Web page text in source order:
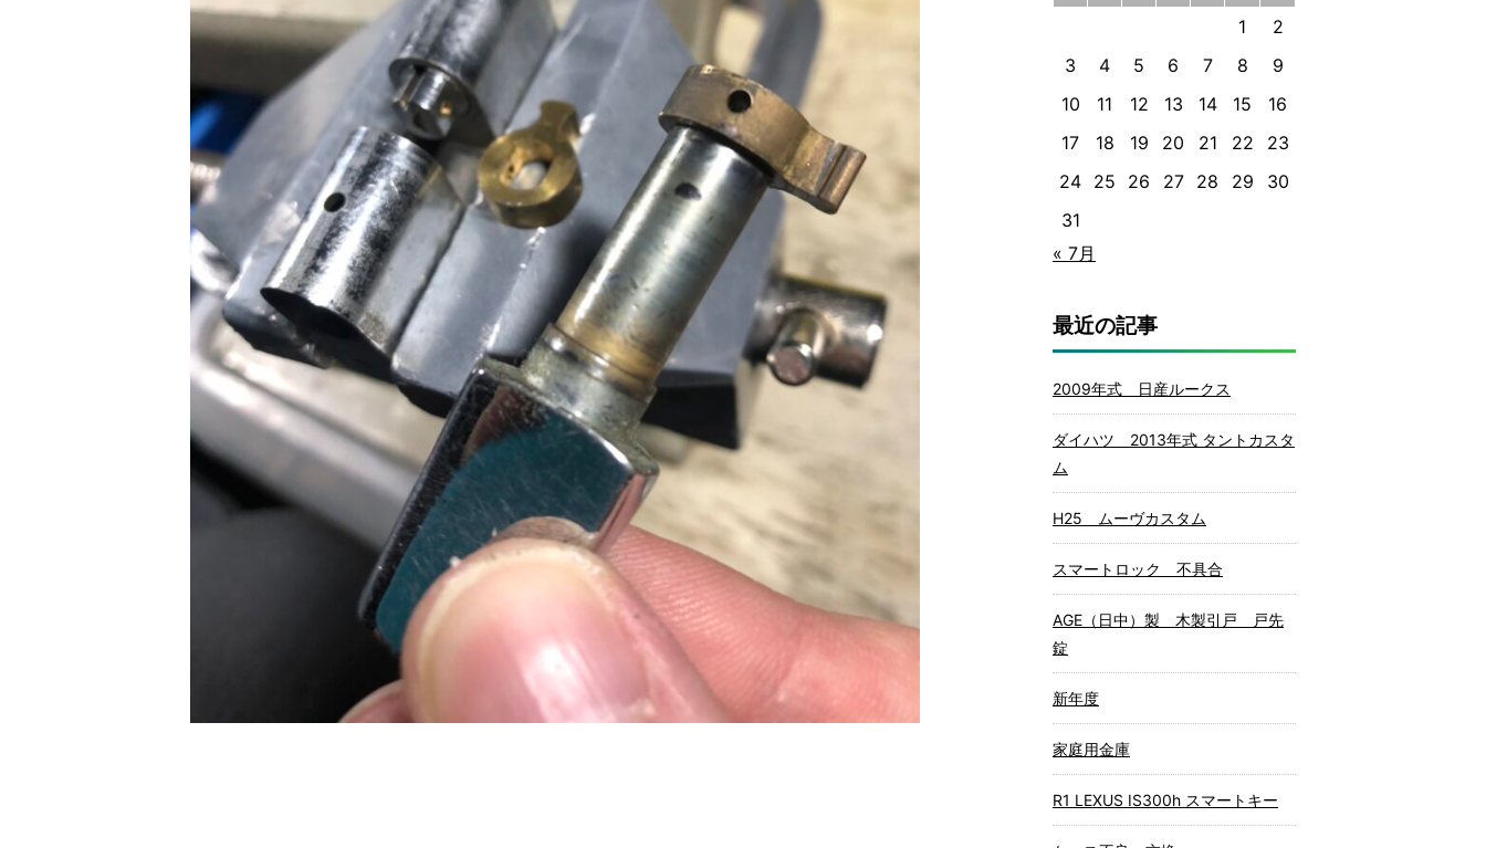
1
2
3
4 5 6 7 8
9
10
11 12 13 14 15
16
17
18 19 20 21 22
23
24 25 26 27 28 29
30
31
« 7月
最近の記事
2009年式 日産ルークス
ダイハツ 2013年式 タントカスタ
ム
H25 ムーヴカスタム
スマートロック 不具合
AGE（日中）製 木製引戸 戸先
錠
新年度
家庭用金庫
R1 LEXUS IS300h スマートキー